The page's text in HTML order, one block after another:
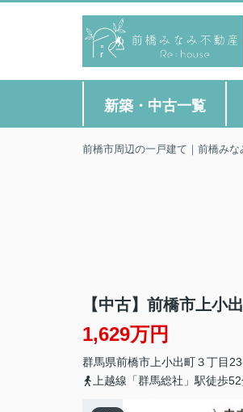
新築・中古一覧
前橋市周辺の一戸建て｜前橋みな
【中古】前橋市上
1,629万円
群馬県前橋市 上小出町３丁目
上越線「群馬総社」駅徒歩